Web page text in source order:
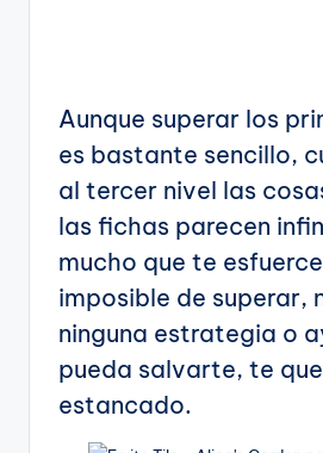
Aunque superar los
es bastante sencillo,
al tercer nivel las
las fichas parecen
mucho que te
imposible de superar,
ninguna estrategia o
pueda salvarte, te
estancado.